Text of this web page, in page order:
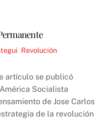
Revolución
artículo se publicó
Socialista
de Jose Carlos
de la revolución